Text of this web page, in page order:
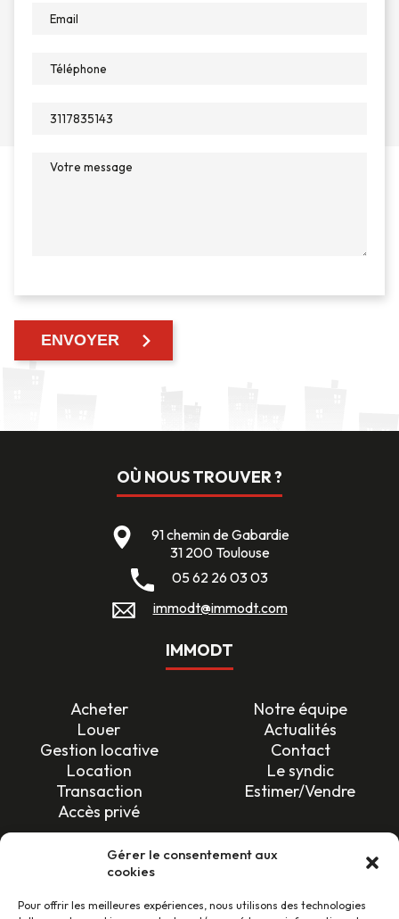
Gérer le consentement aux
cookies
Pour offrir les meilleures expériences, nous utilisons des technologies
OÙ NOUS TROUVER ?
91 chemin de Gabardie
31 200 Toulouse
05 62 26 03 03
immodt@immodt.com
IMMODT
Acheter
Notre équipe
Louer
Actualités
Gestion locative
Contact
Location
Le syndic
Transaction
Estimer/Vendre
Accès privé
SUIVEZ-NOUS !